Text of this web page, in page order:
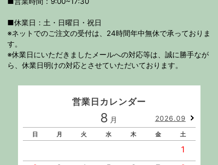
■休業日：土・日曜日・祝日
※ネットでのご注文の受付は、24時間年中無休で承っておりま
す。
※休業日にいただきましたメールへの対応等は、誠に勝手なが
ら、休業日明けの対応とさせていただいております。
営業日カレンダー
8 月 2026.09
日 月 火 水 木 金 土
1